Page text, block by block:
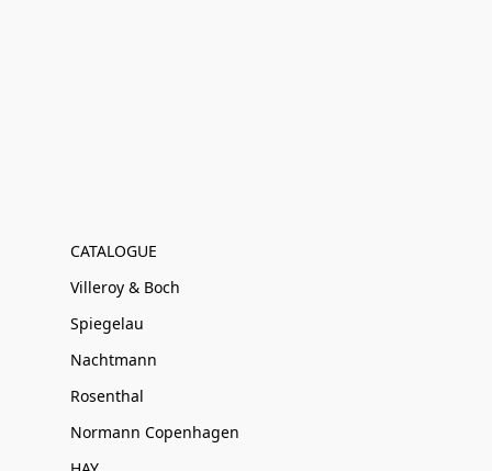
CATALOGUE
Villeroy & Boch
Spiegelau
Nachtmann
Rosenthal
Normann Copenhagen